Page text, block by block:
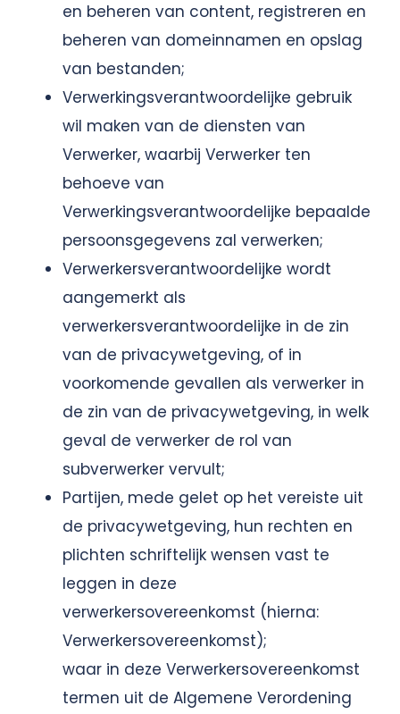
en beheren van content, registreren en
beheren van domeinnamen en opslag
van bestanden;
Verwerkingsverantwoordelijke gebruik
wil maken van de diensten van
Verwerker, waarbij Verwerker ten
behoeve van
Verwerkingsverantwoordelijke bepaalde
persoonsgegevens zal verwerken;
Verwerkersverantwoordelijke wordt
aangemerkt als
verwerkersverantwoordelijke in de zin
van de privacywetgeving, of in
voorkomende gevallen als verwerker in
de zin van de privacywetgeving, in welk
geval de verwerker de rol van
subverwerker vervult;
Partijen, mede gelet op het vereiste uit
de privacywetgeving, hun rechten en
plichten schriftelijk wensen vast te
leggen in deze
verwerkersovereenkomst (hierna:
Verwerkersovereenkomst);
waar in deze Verwerkersovereenkomst
termen uit de Algemene Verordening